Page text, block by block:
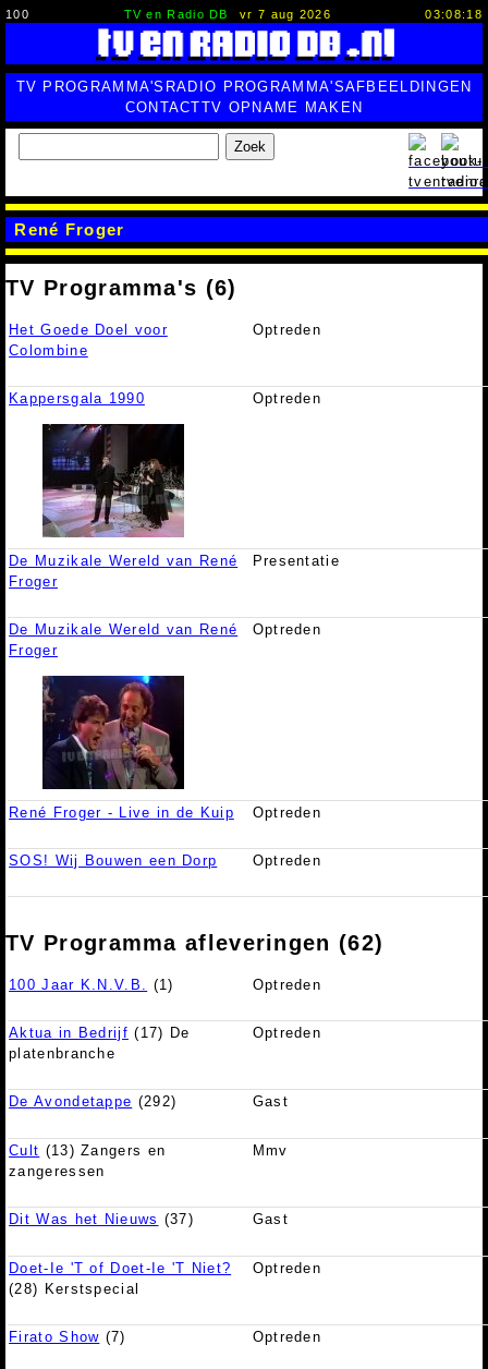
100 TV en Radio DB vr 7 aug 2026 03:08:19
TV PROGRAMMA'S RADIO PROGRAMMA'SAFBEELDINGEN
CONTACTTV OPNAME MAKEN
Zoek
René Froger
TV Programma's (6)
Het Goede Doel voor
Colombine
Optreden
Kappersgala 1990 Optreden
De Muzikale Wereld van René
Froger
Presentatie
De Muzikale Wereld van René
Froger
Optreden
René Froger - Live in de Kuip Optreden
SOS! Wij Bouwen een Dorp Optreden
TV Programma afleveringen (62)
100 Jaar K.N.V.B. (1) Optreden
Aktua in Bedrijf (17) De
platenbranche
Optreden
De Avondetappe (292) Gast
Cult (13) Zangers en
zangeressen
Mmv
Dit Was het Nieuws (37) Gast
Doet-Ie 'T of Doet-Ie 'T Niet?
(28) Kerstspecial
Optreden
Firato Show (7) Optreden